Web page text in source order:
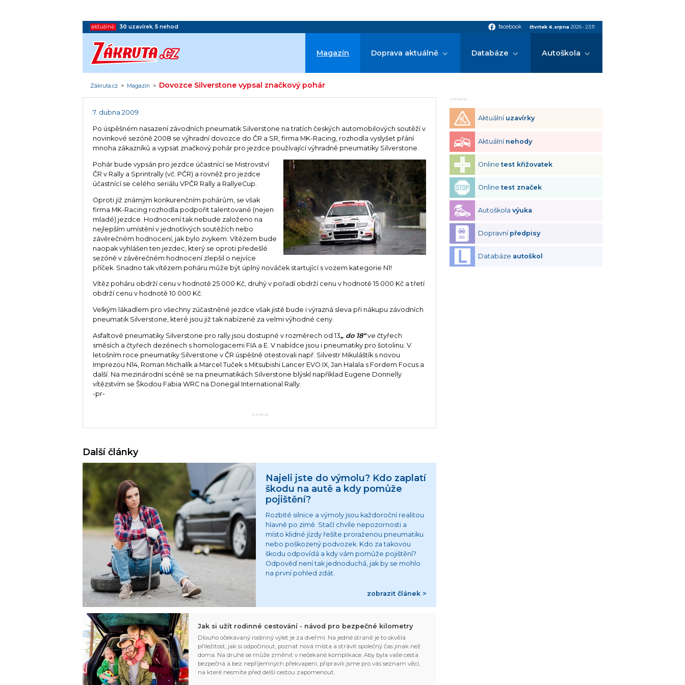
aktuálně: 30 uzavírek,5 nehod facebook facebook čtvrtek 6.srpna 2026• 23:11
Magazín Doprava aktuálně Databáze Autoškola
Zákruta.cz > Magazín > Dovozce Silverstone vypsal značkový pohár
7. dubna 2009
Po úspěšném nasazení závodních pneumatik Silverstone na tratích českých automobilových soutěží v
novinkové sezóně 2008 se výhradní dovozce do ČR a SR, firma MK-Racing, rozhodla vyslyšet přání
mnoha zákazníků a vypsat značkový pohár pro jezdce používající výhradně pneumatiky Silverstone.
Pohár bude vypsán pro jezdce účastnící se Mistrovství
ČR v Rally a Sprintrally (vč. PČR) a rovněž pro jezdce
účastnící se celého seriálu VPČR Rally a RallyeCup.
Oproti již známým konkurenčním pohárům, se však
firma MK-Racing rozhodla podpořit talentované (nejen
mladé) jezdce. Hodnocení tak nebude založeno na
nejlepším umístění v jednotlivých soutěžích nebo
závěrečném hodnocení, jak bylo zvykem. Vítězem bude
naopak vyhlášen ten jezdec, který se oproti předešlé
sezóně v závěrečném hodnocení zlepšil o nejvíce
příček. Snadno tak vítězem poháru může být úplný nováček startující s vozem kategorie N1!
Vítěz poháru obdrží cenu v hodnotě 25 000 Kč, druhý v pořadí obdrží cenu v hodnotě 15 000 Kč a třetí
obdrží cenu v hodnotě 10 000 Kč.
Velkým lákadlem pro všechny zúčastněné jezdce však jistě bude i výrazná sleva při nákupu závodních
pneumatik Silverstone, které jsou již tak nabízené za velmi výhodné ceny.
Asfaltové pneumatiky Silverstone pro rally jsou dostupné v rozměrech od 13„ do 18“ve čtyřech
směsích a čtyřech dezénech s homologacemi FIA a E. V nabídce jsou i pneumatiky pro šotolinu. V
letošním roce pneumatiky Silverstone v ČR úspěšně otestovali např. Silvestr Mikuláštík s novou
Imprezou N14, Roman Michalík a Marcel Tuček s Mitsubishi Lancer EVO IX, Jan Halala s Fordem Focus a
další. Na mezinárodní scéně se na pneumatikách Silverstone blýskl například Eugene Donnelly
vítězstvím se Škodou Fabia WRC na Donegal International Rally.
-pr-
reklama
Další články
Najeli jste do výmolu? Kdo zaplatí
škodu na autě a kdy pomůže
pojištění?
Rozbité silnice a výmoly jsou každoroční realitou
hlavně po zimě. Stačí chvíle nepozornosti a
místo klidné jízdy řešíte proraženou pneumatiku
nebo poškozený podvozek. Kdo za takovou
škodu odpovídá a kdy vám pomůže pojištění?
Odpověď není tak jednoduchá, jak by se mohlo
na první pohled zdát.
zobrazit článek >
Jak si užít rodinné cestování - návod pro bezpečné kilometry
Dlouho očekávaný rodinný výlet je za dveřmi. Na jedné straně je to skvělá
příležitost, jak si odpočinout, poznat nová místa a strávit společný čas jinak než
doma. Na druhé se může změnit v nečekané komplikace. Aby byla vaše cesta
bezpečná a bez nepříjemných překvapení, připravili jsme pro vás seznam věcí,
na které nesmíte před delší cestou zapomenout.
reklama
Aktuální uzavírky
Aktuální nehody
Onlinetest křižovatek
Onlinetest značek
Autoškolavýuka
Dopravní předpisy
Databáze autoškol